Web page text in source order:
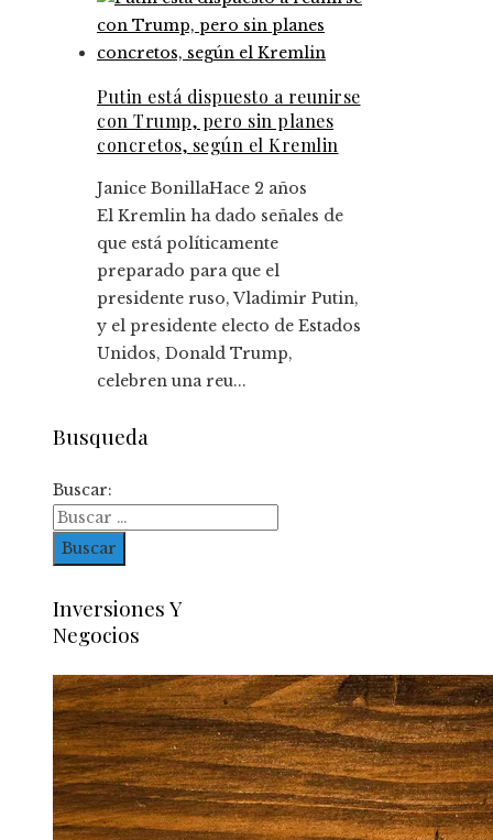
Putin está dispuesto a reunirse
con Trump, pero sin planes
concretos, según el Kremlin
Janice BonillaHace 2 años
El Kremlin ha dado señales de
que está políticamente
preparado para que el
presidente ruso, Vladimir Putin,
y el presidente electo de Estados
Unidos, Donald Trump,
celebren una reu...
Busqueda
Buscar:
Inversiones Y
Negocios